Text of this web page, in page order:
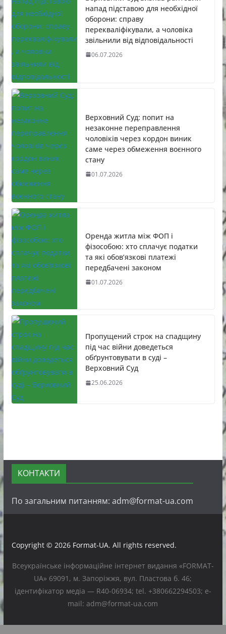
напад підставою для необхідної
оборони: справу
перекваліфікували, а чоловіка
звільнили від відповідальності
06.07.2026
Верховний Суд: попит на
незаконне переправлення
чоловіків через кордон виник
саме через обмеження воєнного
стану
01.07.2026
Оренда житла між ФОП і
фізособою: хто сплачує податки
та які обов’язкові платежі
передбачені законом
01.07.2026
Пропущений строк на спадщину
під час війни доведеться
обґрунтовувати в суді –
Верховний Суд
25.06.2026
КОНТАКТИ
По загальним питанням: adm@format-ua.com
Copyright © 2026 Format-UA. All rights reserved.
Всеукраїнське інформаційне інтернет видання «FORMAT-
UA» 69091, м. Запоріжжя, вул. Пластова б. 46;
ідентифікатор медіа — R40-06934; tel. +380662294503; e-
mail: adm@format-ua.com